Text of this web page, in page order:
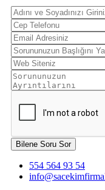
Bilene Soru Sor
554 564 93 54